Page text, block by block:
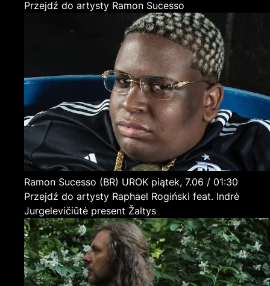
Przejdź do artysty Ramon Sucesso
Ramon Sucesso (BR) UROK
piątek, 7.06 / 01:30
Przejdź do artysty Raphael Rogiński feat. Indrė
Jurgelevičiūtė present Žaltys